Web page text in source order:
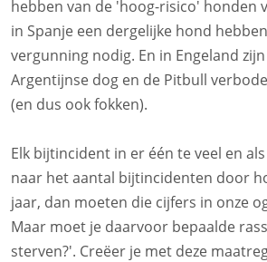
hebben van de 'hoog-risico' honden
in Spanje een dergelijke hond
vergunning nodig. En in Engeland
Argentijnse dog en de Pitbull
(en dus ook fokken).
Elk bijtincident in er één te veel en
naar het aantal bijtincidenten door
jaar, dan moeten die cijfers in onze
Maar moet je daarvoor bepaalde
sterven?'. Creëer je met deze